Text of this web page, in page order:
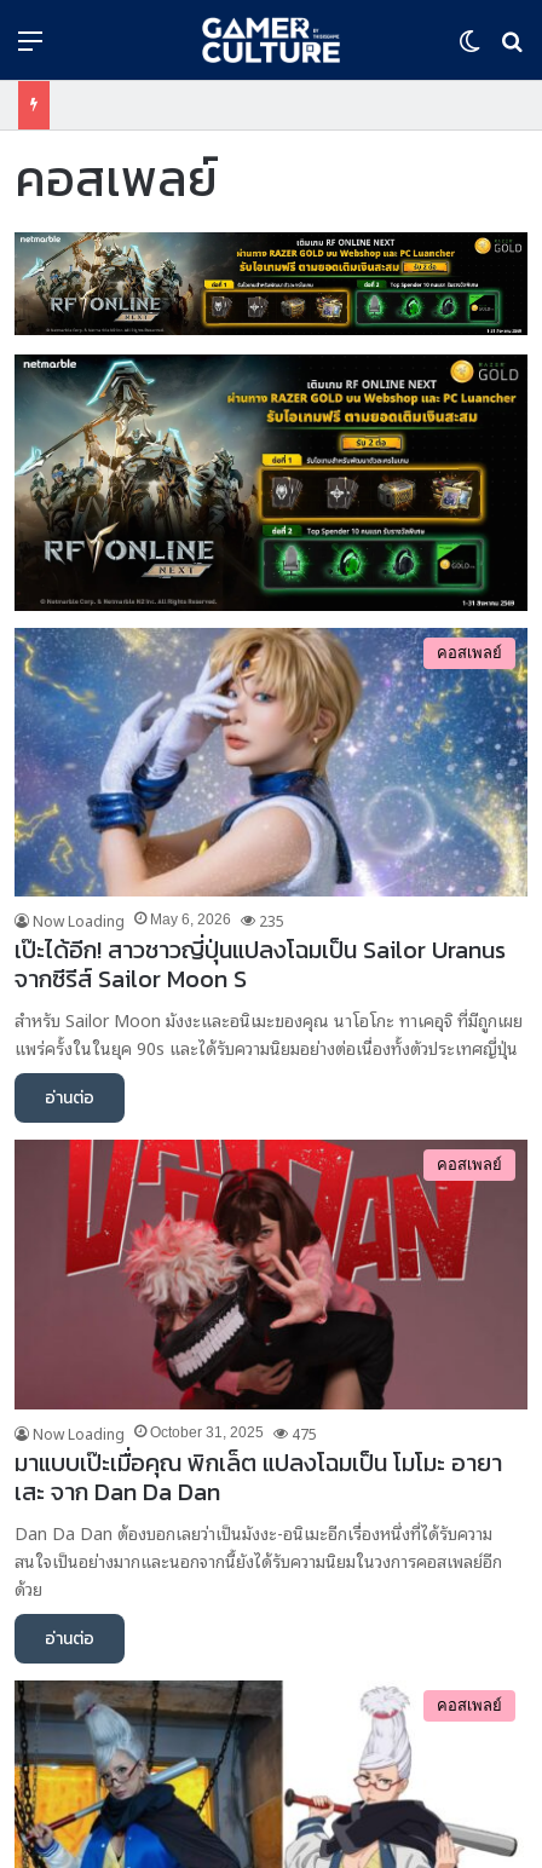
คอสเพลย์
คอสเพลย์
Now Loading May 6, 2026 235
เป๊ะได้อีก! สาวชาวญี่ปุ่นแปลงโฉมเป็น Sailor Uranus
จากซีรีส์ Sailor Moon S
สำหรับ Sailor Moon มังงะและอนิเมะของคุณ นาโอโกะ ทาเคอุจิ ที่มีถูกเผย
แพร่ครั้งในในยุค 90s และได้รับความนิยมอย่างต่อเนื่องทั้งตัวประเทศญี่ปุ่น
อ่านต่อ
คอสเพลย์
Now Loading October 31, 2025 475
มาแบบเป๊ะเมื่อคุณ พิกเล็ต แปลงโฉมเป็น โมโมะ อายา
เสะ จาก Dan Da Dan
Dan Da Dan ต้องบอกเลยว่าเป็นมังงะ-อนิเมะอีกเรื่องหนึ่งที่ได้รับความ
สนใจเป็นอย่างมากและนอกจากนี้ยังได้รับความนิยมในวงการคอสเพลย์อีก
ด้วย
อ่านต่อ
คอสเพลย์